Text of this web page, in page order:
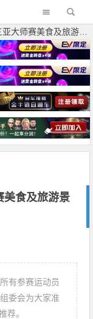
赛美食及旅游景点推荐
美食及旅游景
有参赛运动员
委会为大家准
荐。